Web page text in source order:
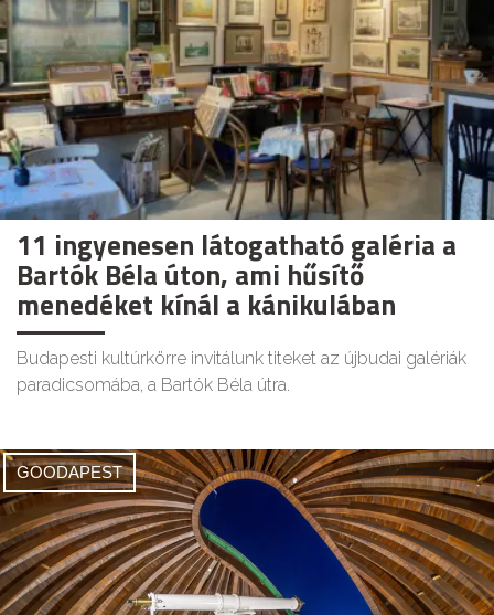
11 ingyenesen látogatható galéria a
Bartók Béla úton, ami hűsítő
menedéket kínál a kánikulában
Budapesti kultúrkörre invitálunk titeket az újbudai galériák
paradicsomába, a Bartók Béla útra.
GOODAPEST